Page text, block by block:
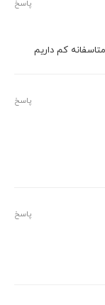
کم داریم
پاسخ
پاسخ
پاسخ